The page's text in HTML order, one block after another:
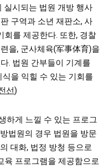
실시되는 법원 개방 행사
구역과 소년 재판소, 사
회를 제공한다. 또한, 경찰
을, 군사체육(军事体育)을
. 법원 간부들이 기계를
을 익힐 수 있는 기회를
선)
하게 느낄 수 있는 프로그
법원의 경우 법원을 방문
대화, 법정 방청 등으로
육 프로그램을 제공함으로